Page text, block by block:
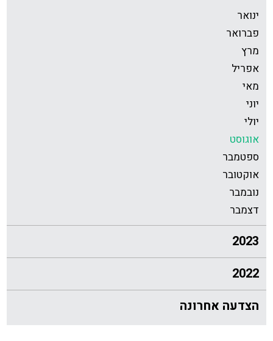
ינואר
פברואר
מרץ
אפריל
מאי
יוני
יולי
אוגוסט
ספטמבר
אוקטובר
נובמבר
דצמבר
2023
2022
הצדעה אחרונה